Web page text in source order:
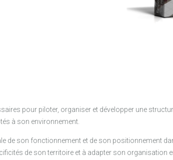
pour piloter, organiser et développer une
à son environnement.
de son fonctionnement et de son positionnement
de son territoire et à adapter son organisation